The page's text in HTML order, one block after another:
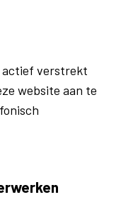
actief verstrekt
website aan te